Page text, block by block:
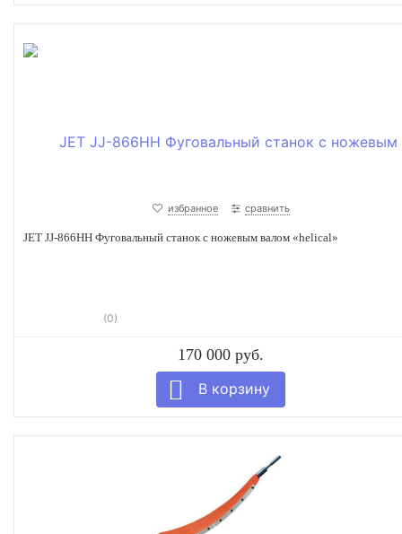
избранное сравнить
JET JJ-866HH Фуговальный станок с ножевым валом «helical»
(0)
170 000 руб.